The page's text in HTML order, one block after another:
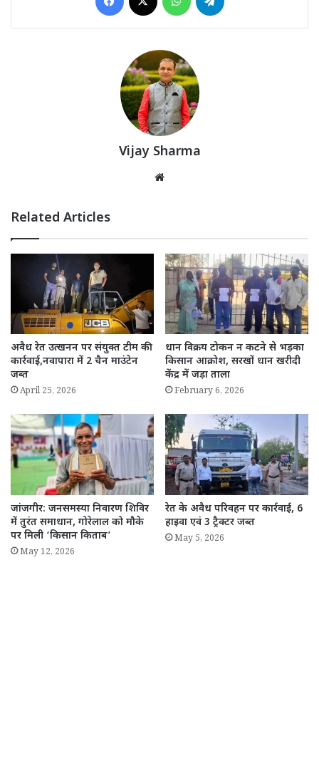
Vijay Sharma
Related Articles
अवैध रेत उत्खनन पर संयुक्त टीम की
कार्रवाई,नवापारा में 2 चैन माउंटेन
जब्त
April 25, 2026
धान विक्रय टोकन न कटने से भड़का
किसान आक्रोश, सरखों धान खरीदी
केंद्र में जड़ा ताला
February 6, 2026
जांजगीर: जनसमस्या निवारण शिविर
में तुरंत समाधान, गोरेलाल को मौके
पर मिली ‘किसान किताब’
May 12, 2026
रेत के अवैध परिवहन पर कार्रवाई, 6
हाइवा एवं 3 ट्रैक्टर जब्त
May 5, 2026